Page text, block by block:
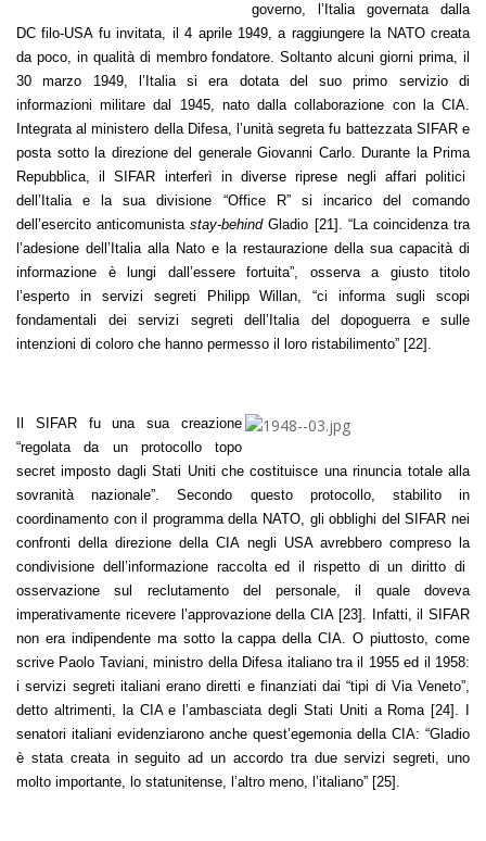
governo, l’Italia governata dalla
DC filo-USA fu invitata, il 4 aprile 1949, a raggiungere la NATO creata
da poco, in qualità di membro fondatore. Soltanto alcuni giorni prima, il
30 marzo 1949, l’Italia si era dotata del suo primo servizio di
informazioni militare dal 1945, nato dalla collaborazione con la CIA.
Integrata al ministero della Difesa, l’unità segreta fu battezzata SIFAR e
posta sotto la direzione del generale Giovanni Carlo. Durante la Prima
Repubblica, il SIFAR interferì in diverse riprese negli affari politici
dell’Italia e la sua divisione “Office R” si incarico del comando
dell’esercito anticomunistastay-behindGladio [21]. “La coincidenza tra
l’adesione dell’Italia alla Nato e la restaurazione della sua capacità di
informazione è lungi dall’essere fortuita”, osserva a giusto titolo
l’esperto in servizi segreti Philipp Willan, “ci informa sugli scopi
fondamentali dei servizi segreti dell’Italia del dopoguerra e sulle
intenzioni di coloro che hanno permesso il loro ristabilimento” [22].
Il SIFAR fu una sua creazione
“regolata da un protocollo topo
secret imposto dagli Stati Uniti che costituisce una rinuncia totale alla
sovranità nazionale”. Secondo questo protocollo, stabilito in
coordinamento con il programma della NATO, gli obblighi del SIFAR nei
confronti della direzione della CIA negli USA avrebbero compreso la
condivisione dell’informazione raccolta ed il rispetto di un diritto di
osservazione sul reclutamento del personale, il quale doveva
imperativamente ricevere l’approvazione della CIA [23]. Infatti, il SIFAR
non era indipendente ma sotto la cappa della CIA. O piuttosto, come
scrive Paolo Taviani, ministro della Difesa italiano tra il 1955 ed il 1958:
i servizi segreti italiani erano diretti e finanziati dai “tipi di Via Veneto”,
detto altrimenti, la CIA e l’ambasciata degli Stati Uniti a Roma [24]. I
senatori italiani evidenziarono anche quest’egemonia della CIA: “Gladio
è stata creata in seguito ad un accordo tra due servizi segreti, uno
molto importante, lo statunitense, l’altro meno, l’italiano” [25].